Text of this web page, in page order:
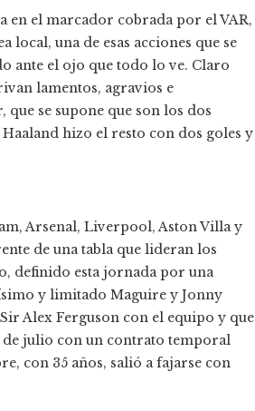
el marcador cobrada por el VAR,
una de esas acciones que se
ante el ojo que todo lo ve. Claro
lamentos, agravios e
se supone que son los dos
hizo el resto con dos goles y
Arsenal, Liverpool, Aston Villa y
de una tabla que lideran los
definido esta jornada por una
y limitado Maguire y Jonny
Alex Ferguson con el equipo y que
de julio con un contrato temporal
con 35 años, salió a fajarse con